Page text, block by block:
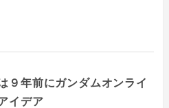
９年前にガンダムオンライ
イデア